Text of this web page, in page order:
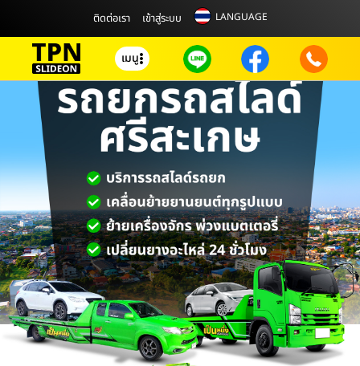
ติดต่อเรา เข้าสู่ระบบ LANGUAGE
เมนู